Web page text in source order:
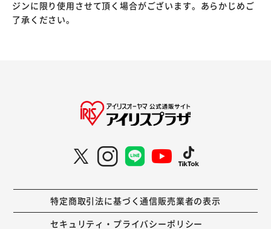
ジンに限り使用させて頂く場合がございます。あらかじめご
了承ください。
特定商取引法に基づく通信販売業者の表示
セキュリティ・プライバシーポリシー